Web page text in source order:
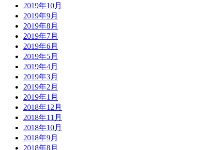
2019年10月
2019年9月
2019年8月
2019年7月
2019年6月
2019年5月
2019年4月
2019年3月
2019年2月
2019年1月
2018年12月
2018年11月
2018年10月
2018年9月
2018年8月